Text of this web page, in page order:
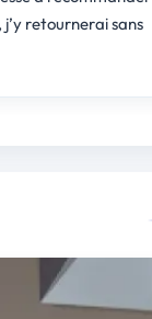
retournerai sans